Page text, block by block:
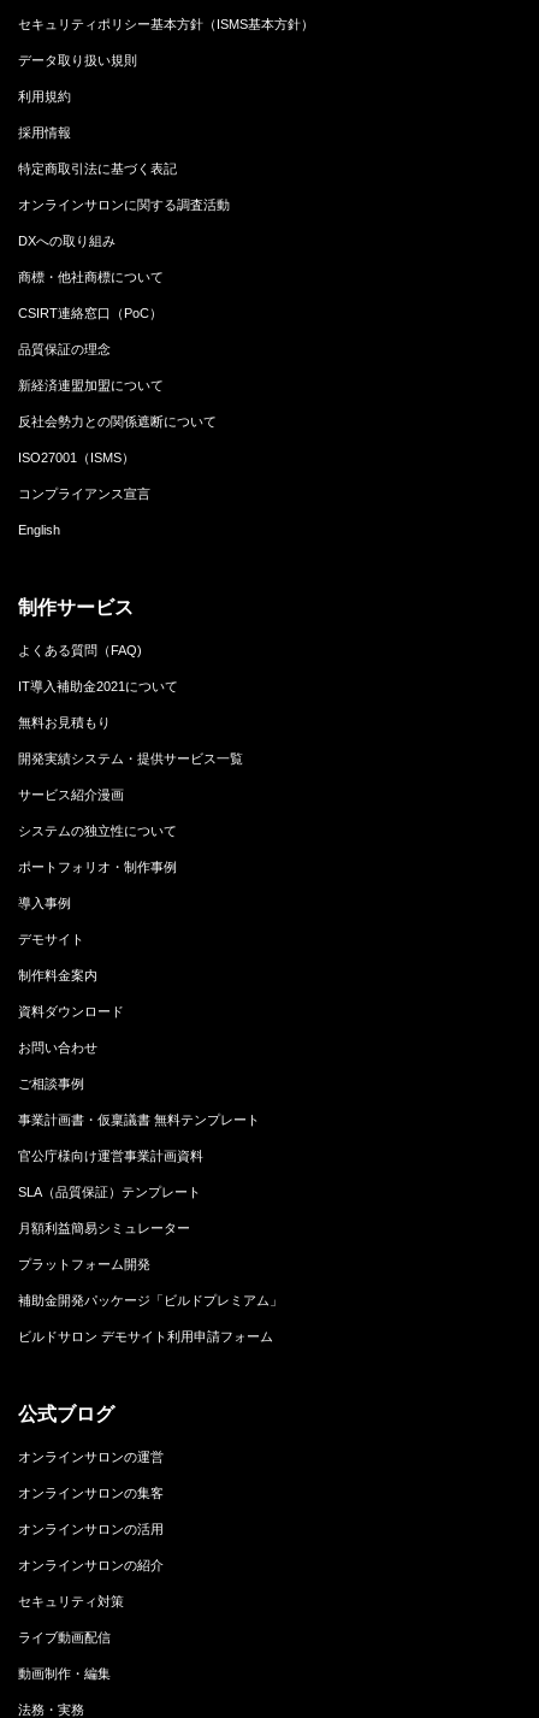
セキュリティポリシー基本方針（ISMS基本方針）
データ取り扱い規則
利用規約
採用情報
特定商取引法に基づく表記
オンラインサロンに関する調査活動
DXへの取り組み
商標・他社商標について
CSIRT連絡窓口（PoC）
品質保証の理念
新経済連盟加盟について
反社会勢力との関係遮断について
ISO27001（ISMS）
コンプライアンス宣言
English
制作サービス
よくある質問（FAQ)
IT導入補助金2021について
無料お見積もり
開発実績システム・提供サービス一覧
サービス紹介漫画
システムの独立性について
ポートフォリオ・制作事例
導入事例
デモサイト
制作料金案内
資料ダウンロード
お問い合わせ
ご相談事例
事業計画書・仮稟議書 無料テンプレート
官公庁様向け運営事業計画資料
SLA（品質保証）テンプレート
月額利益簡易シミュレーター
プラットフォーム開発
補助金開発パッケージ「ビルドプレミアム」
ビルドサロン デモサイト利用申請フォーム
公式ブログ
オンラインサロンの運営
オンラインサロンの集客
オンラインサロンの活用
オンラインサロンの紹介
セキュリティ対策
ライブ動画配信
動画制作・編集
法務・実務